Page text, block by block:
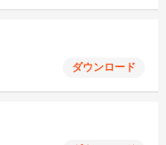
ダウンロード